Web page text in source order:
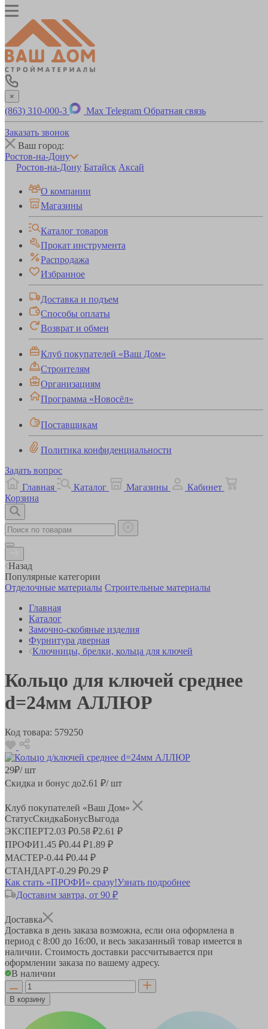
×
(863) 310-000-3 Max Telegram Обратная связь
Заказать звонок
Ваш город:
Ростов-на-Дону
Ростов-на-Дону Батайск Аксай
О компании
Магазины
Каталог товаров
Прокат инструмента
Распродажа
Избранное
Доставка и подъем
Способы оплаты
Возврат и обмен
Клуб покупателей «Ваш Дом»
Строителям
Организациям
Программа «Новосёл»
Поставщикам
Политика конфиденциальности
Задать вопрос
Главная
Каталог Магазины
Кабинет
Корзина
Назад
Популярные категории
Отделочные материалы Строительные материалы
Главная
Каталог
Замочно-скобяные изделия
Фурнитура дверная
Ключницы, брелки, кольца для ключей
Кольцо для ключей среднее
d=24мм АЛЛЮР
Код товара: 579250
29₽/ шт
Скидка и бонус до2.61 ₽/ шт
Клуб покупателей «Ваш Дом»
СтатусСкидкаБонусВыгода
ЭКСПЕРТ2.03 ₽0.58 ₽2.61 ₽
ПРОФИ1.45 ₽0.44 ₽1.89 ₽
МАСТЕР-0.44 ₽0.44 ₽
СТАНДАРТ-0.29 ₽0.29 ₽
Как стать «ПРОФИ» сразу!Узнать подробнее
Доставим завтра, от 90 ₽
Доставка
Доставка в день заказа возможна, если она оформлена в
период с 8:00 до 16:00, и весь заказанный товар имеется в
наличии. Стоимость доставки рассчитывается при
оформлении заказа по вашему адресу.
В наличии
В корзину